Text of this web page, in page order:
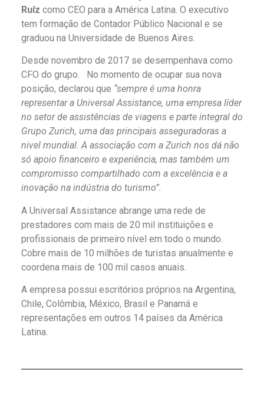
Ruíz como CEO para a América Latina. O executivo
tem formação de Contador Público Nacional e se
graduou na Universidade de Buenos Aires.
Desde novembro de 2017 se desempenhava como
CFO do grupo. No momento de ocupar sua nova
posição, declarou que “sempre é uma honra
representar a Universal Assistance, uma empresa líder
no setor de assistências de viagens e parte integral do
Grupo Zurich, uma das principais asseguradoras a
nivel mundial. A associação com a Zurich nos dá não
só apoio financeiro e experiência, mas também um
compromisso compartilhado com a excelência e a
inovação na indústria do turismo”.
A Universal Assistance abrange uma rede de
prestadores com mais de 20 mil instituições e
profissionais de primeiro nível em todo o mundo.
Cobre mais de 10 milhões de turistas anualmente e
coordena mais de 100 mil casos anuais.
A empresa possui escritórios próprios na Argentina,
Chile, Colômbia, México, Brasil e Panamá e
representações em outros 14 países da América
Latina.